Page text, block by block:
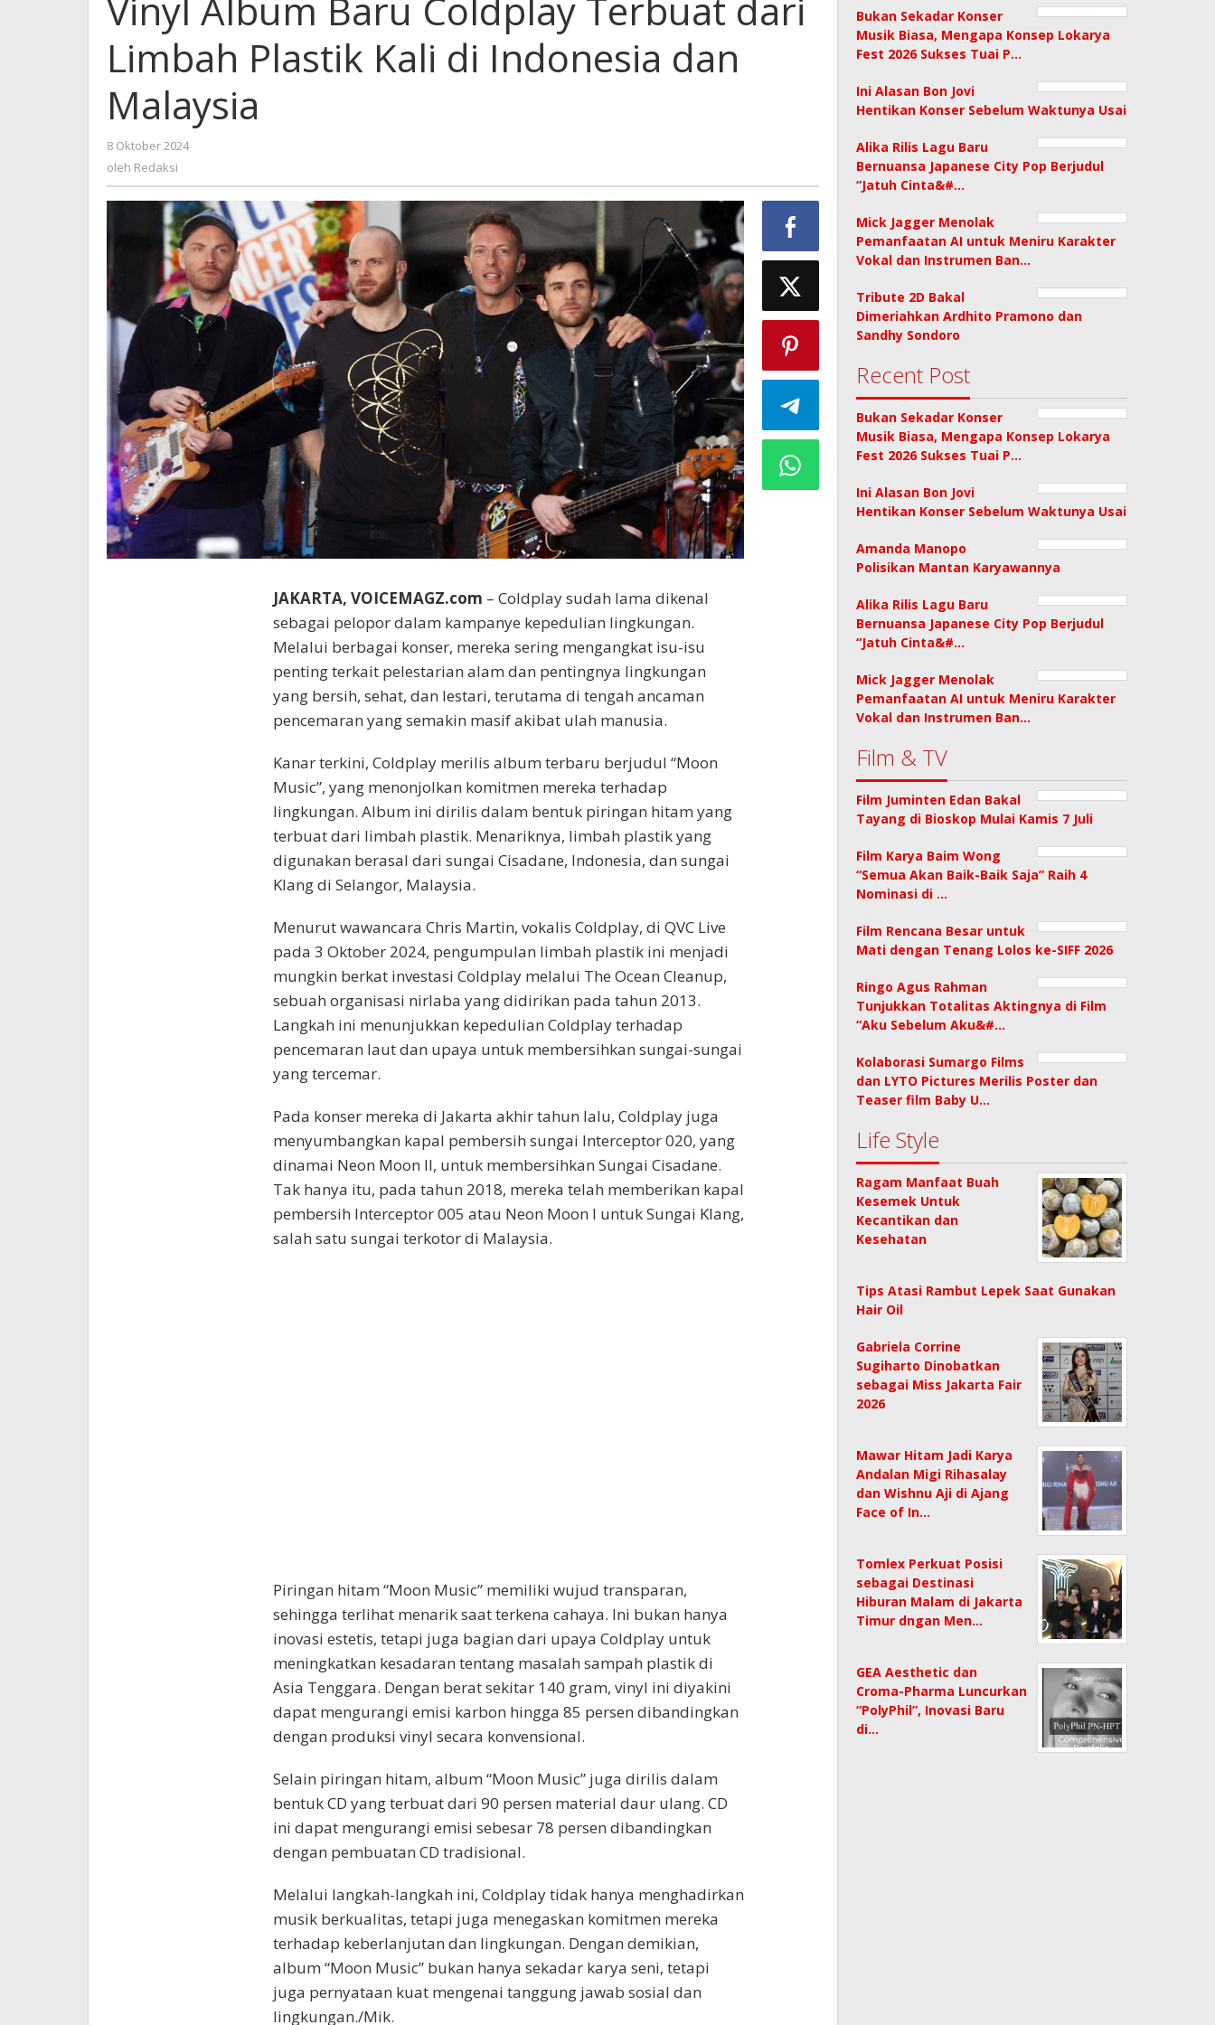
Terbuat
dari
Limbah
Plastik
Vinyl Album Baru Coldplay Terbuat dari
Limbah Plastik Kali di Indonesia dan
Malaysia
8 Oktober 2024
oleh Redaksi
JAKARTA, VOICEMAGZ.com – Coldplay sudah lama dikenal
sebagai pelopor dalam kampanye kepedulian lingkungan.
Melalui berbagai konser, mereka sering mengangkat isu-isu
penting terkait pelestarian alam dan pentingnya lingkungan
yang bersih, sehat, dan lestari, terutama di tengah ancaman
pencemaran yang semakin masif akibat ulah manusia.
Kanar terkini, Coldplay merilis album terbaru berjudul “Moon
Music”, yang menonjolkan komitmen mereka terhadap
lingkungan. Album ini dirilis dalam bentuk piringan hitam yang
terbuat dari limbah plastik. Menariknya, limbah plastik yang
digunakan berasal dari sungai Cisadane, Indonesia, dan sungai
Klang di Selangor, Malaysia.
Menurut wawancara Chris Martin, vokalis Coldplay, di QVC Live
pada 3 Oktober 2024, pengumpulan limbah plastik ini menjadi
mungkin berkat investasi Coldplay melalui The Ocean Cleanup,
sebuah organisasi nirlaba yang didirikan pada tahun 2013.
Langkah ini menunjukkan kepedulian Coldplay terhadap
pencemaran laut dan upaya untuk membersihkan sungai-sungai
yang tercemar.
Pada konser mereka di Jakarta akhir tahun lalu, Coldplay juga
menyumbangkan kapal pembersih sungai Interceptor 020, yang
dinamai Neon Moon II, untuk membersihkan Sungai Cisadane.
Tak hanya itu, pada tahun 2018, mereka telah memberikan kapal
pembersih Interceptor 005 atau Neon Moon I untuk Sungai Klang,
salah satu sungai terkotor di Malaysia.
Piringan hitam “Moon Music” memiliki wujud transparan,
sehingga terlihat menarik saat terkena cahaya. Ini bukan hanya
inovasi estetis, tetapi juga bagian dari upaya Coldplay untuk
meningkatkan kesadaran tentang masalah sampah plastik di
Asia Tenggara. Dengan berat sekitar 140 gram, vinyl ini diyakini
dapat mengurangi emisi karbon hingga 85 persen dibandingkan
dengan produksi vinyl secara konvensional.
Selain piringan hitam, album “Moon Music” juga dirilis dalam
bentuk CD yang terbuat dari 90 persen material daur ulang. CD
ini dapat mengurangi emisi sebesar 78 persen dibandingkan
dengan pembuatan CD tradisional.
Melalui langkah-langkah ini, Coldplay tidak hanya menghadirkan
musik berkualitas, tetapi juga menegaskan komitmen mereka
terhadap keberlanjutan dan lingkungan. Dengan demikian,
album “Moon Music” bukan hanya sekadar karya seni, tetapi
juga pernyataan kuat mengenai tanggung jawab sosial dan
lingkungan./Mik.
Bukan Sekadar Konser
Musik Biasa, Mengapa Konsep Lokarya
Fest 2026 Sukses Tuai P…
Ini Alasan Bon Jovi
Hentikan Konser Sebelum Waktunya Usai
Alika Rilis Lagu Baru
Bernuansa Japanese City Pop Berjudul
“Jatuh Cinta&#…
Mick Jagger Menolak
Pemanfaatan AI untuk Meniru Karakter
Vokal dan Instrumen Ban…
Tribute 2D Bakal
Dimeriahkan Ardhito Pramono dan
Sandhy Sondoro
Recent Post
Bukan Sekadar Konser
Musik Biasa, Mengapa Konsep Lokarya
Fest 2026 Sukses Tuai P…
Ini Alasan Bon Jovi
Hentikan Konser Sebelum Waktunya Usai
Amanda Manopo
Polisikan Mantan Karyawannya
Alika Rilis Lagu Baru
Bernuansa Japanese City Pop Berjudul
“Jatuh Cinta&#…
Mick Jagger Menolak
Pemanfaatan AI untuk Meniru Karakter
Vokal dan Instrumen Ban…
Film & TV
Film Juminten Edan Bakal
Tayang di Bioskop Mulai Kamis 7 Juli
Film Karya Baim Wong
“Semua Akan Baik-Baik Saja” Raih 4
Nominasi di …
Film Rencana Besar untuk
Mati dengan Tenang Lolos ke-SIFF 2026
Ringo Agus Rahman
Tunjukkan Totalitas Aktingnya di Film
“Aku Sebelum Aku&#…
Kolaborasi Sumargo Films
dan LYTO Pictures Merilis Poster dan
Teaser film Baby U…
Life Style
Ragam Manfaat Buah
Kesemek Untuk
Kecantikan dan
Kesehatan
Tips Atasi Rambut Lepek Saat Gunakan
Hair Oil
Gabriela Corrine
Sugiharto Dinobatkan
sebagai Miss Jakarta Fair
2026
Mawar Hitam Jadi Karya
Andalan Migi Rihasalay
dan Wishnu Aji di Ajang
Face of In…
Tomlex Perkuat Posisi
sebagai Destinasi
Hiburan Malam di Jakarta
Timur dngan Men…
GEA Aesthetic dan
Croma-Pharma Luncurkan
“PolyPhil”, Inovasi Baru
di…